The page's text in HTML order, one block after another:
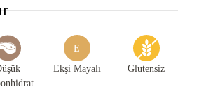
E
Ekşi Mayalı Glutensiz